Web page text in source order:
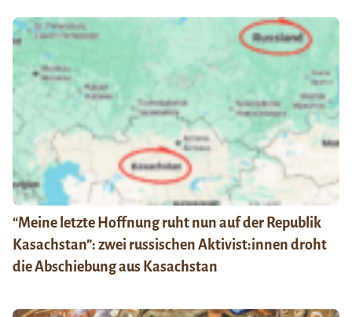
“Meine letzte Hoffnung ruht nun auf der Republik
Kasachstan”: zwei russischen Aktivist:innen droht
die Abschiebung aus Kasachstan